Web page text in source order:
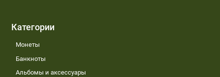
Категории
Монеты
Банкноты
Альбомы и аксессуары